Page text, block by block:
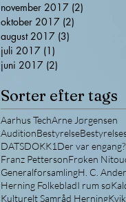
november 2017 (2)
oktober 2017 (2)
august 2017 (3)
juli 2017 (1)
juni 2017 (2)
Sorter efter tags
Aarhus TechArne Jørgensen
AuditionBestyrelse
DATSDOKK1 Der var engang?
Franz PettersonFrøken
GeneralforsamlingH. C.
Herning FolkebladI rum sø
Kulturelt Samråd Herning